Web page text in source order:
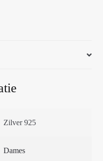
Zilver 925
Dames